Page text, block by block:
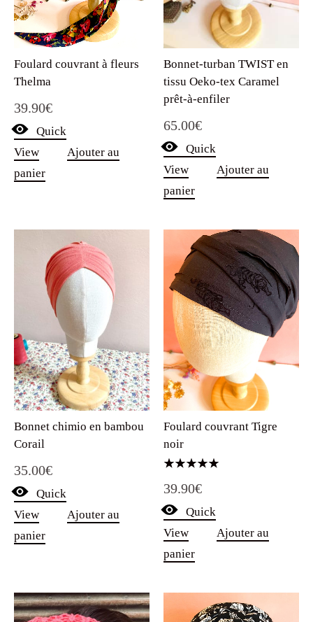
Foulard couvrant à fleurs
Thelma
39.90€
Quick
View
Ajouter au
panier
Bonnet-turban TWIST en
tissu Oeko-tex Caramel
prêt-à-enfiler
65.00€
Quick
View
Ajouter au
panier
Bonnet chimio en bambou
Corail
35.00€
Quick
View
Ajouter au
panier
Foulard couvrant Tigre
noir
5.00
sur 5
39.90€
Quick
View
Ajouter au
panier